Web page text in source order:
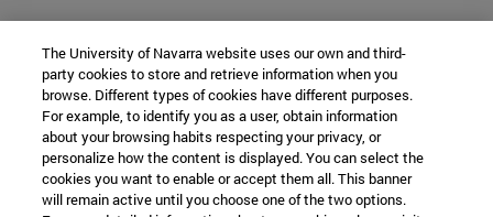
The University of Navarra website uses our own and third-
party cookies to store and retrieve information when you
browse. Different types of cookies have different purposes.
For example, to identify you as a user, obtain information
about your browsing habits respecting your privacy, or
personalize how the content is displayed. You can select the
cookies you want to enable or accept them all. This banner
will remain active until you choose one of the two options.